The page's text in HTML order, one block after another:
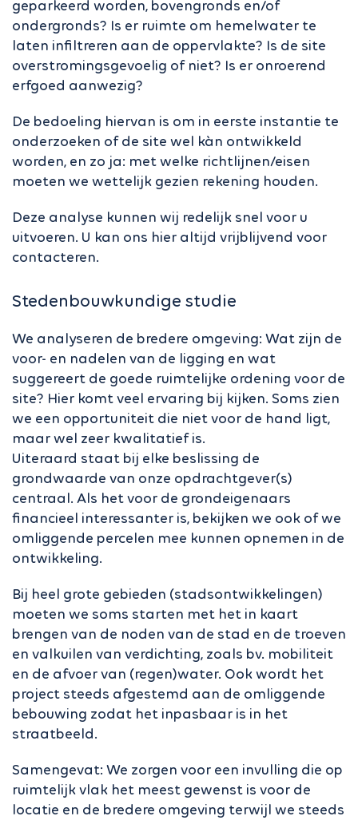
geparkeerd worden, bovengronds en/of
ondergronds? Is er ruimte om hemelwater te
laten infiltreren aan de oppervlakte? Is de site
overstromingsgevoelig of niet? Is er onroerend
erfgoed aanwezig?
De bedoeling hiervan is om in eerste instantie te
onderzoeken of de site wel kàn ontwikkeld
worden, en zo ja: met welke richtlijnen/eisen
moeten we wettelijk gezien rekening houden.
Deze analyse kunnen wij redelijk snel voor u
uitvoeren. U kan ons hier altijd vrijblijvend voor
contacteren.
Stedenbouwkundige studie
We analyseren de bredere omgeving: Wat zijn de
voor- en nadelen van de ligging en wat
suggereert de goede ruimtelijke ordening voor de
site? Hier komt veel ervaring bij kijken. Soms zien
we een opportuniteit die niet voor de hand ligt,
maar wel zeer kwalitatief is.
Uiteraard staat bij elke beslissing de
grondwaarde van onze opdrachtgever(s)
centraal. Als het voor de grondeigenaars
financieel interessanter is, bekijken we ook of we
omliggende percelen mee kunnen opnemen in de
ontwikkeling.
Bij heel grote gebieden (stadsontwikkelingen)
moeten we soms starten met het in kaart
brengen van de noden van de stad en de troeven
en valkuilen van verdichting, zoals bv. mobiliteit
en de afvoer van (regen)water. Ook wordt het
project steeds afgestemd aan de omliggende
bebouwing zodat het inpasbaar is in het
straatbeeld.
Samengevat: We zorgen voor een invulling die op
ruimtelijk vlak het meest gewenst is voor de
locatie en de bredere omgeving terwijl we steeds